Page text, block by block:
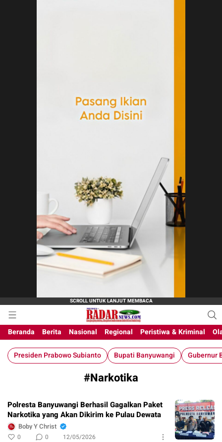
M-Radar News
media online
Beranda
Berita Nasional Regional Peristiwa & Kriminal
Presiden Prabowo Subianto Bupati Banyuwangi Gubernur
#Narkotika
Polresta Banyuwangi Berhasil Gagalkan Paket
Narkotika yang Akan Dikirim ke Pulau Dewata
Boby Y Christ
0 0 12/05/2026